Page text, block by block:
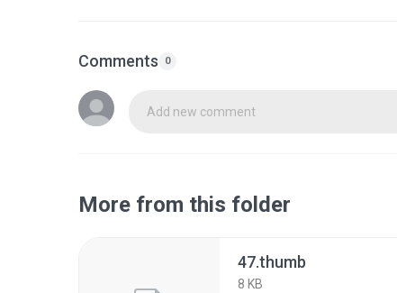
Comments 0
Add new comment
More from this folder
47.thumb
8 KB